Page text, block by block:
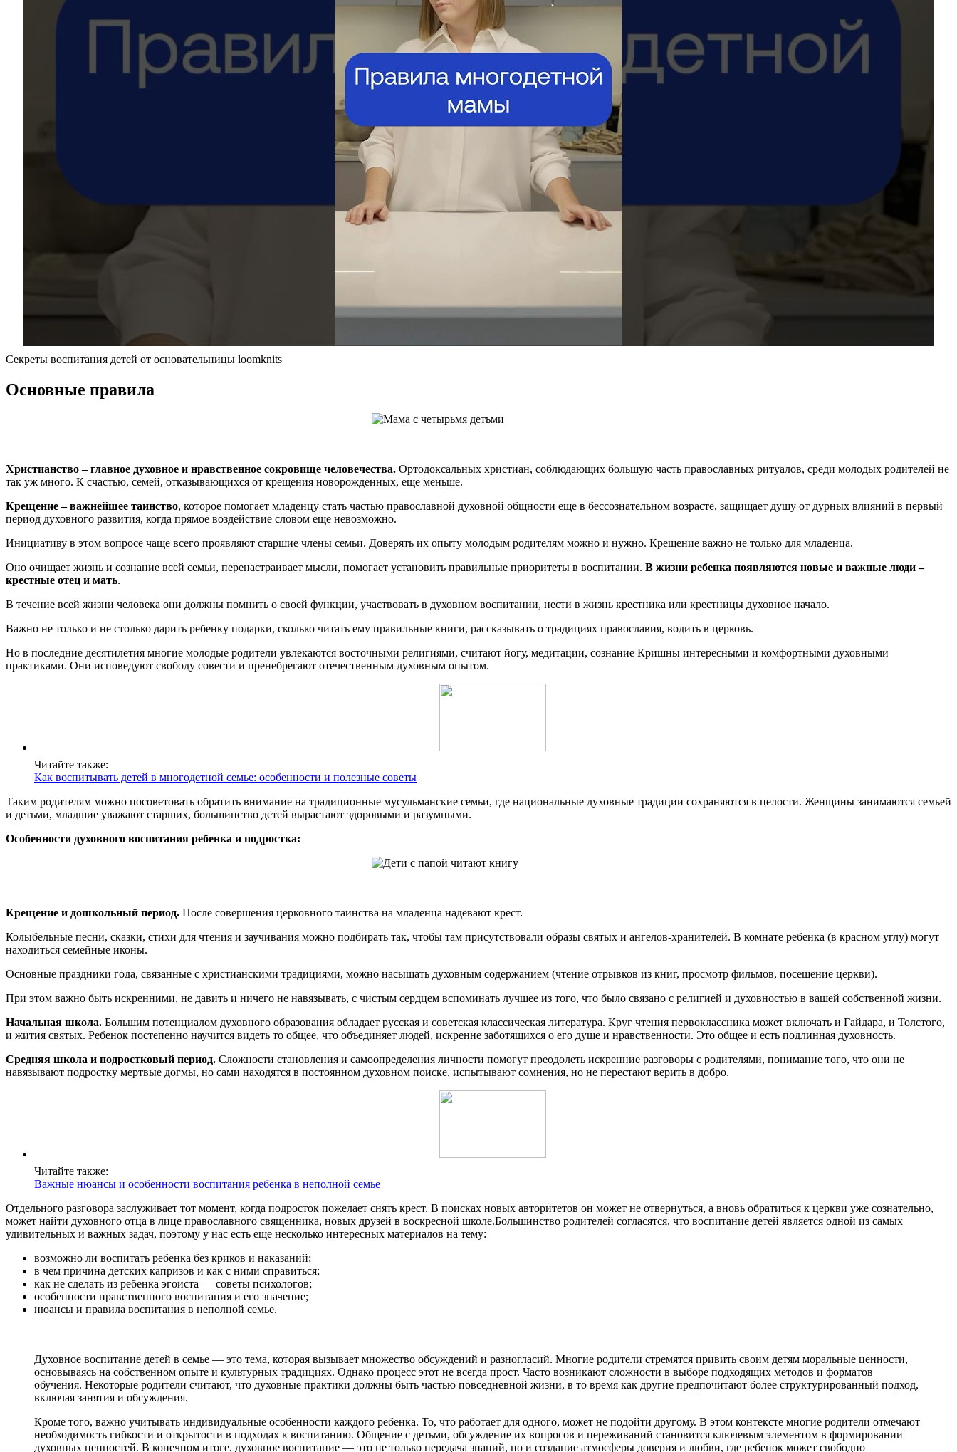
Секреты воспитания детей от основательницы loomknits
Основные правила
Христианство – главное духовное и нравственное сокровище человечества. Ортодоксальных христиан, соблюдающих большую часть православных ритуалов, среди молодых родителей не
так уж много. К счастью, семей, отказывающихся от крещения новорожденных, еще меньше.
Крещение – важнейшее таинство, которое помогает младенцу стать частью православной духовной общности еще в бессознательном возрасте, защищает душу от дурных влияний в первый
период духовного развития, когда прямое воздействие словом еще невозможно.
Инициативу в этом вопросе чаще всего проявляют старшие члены семьи. Доверять их опыту молодым родителям можно и нужно. Крещение важно не только для младенца.
Оно очищает жизнь и сознание всей семьи, перенастраивает мысли, помогает установить правильные приоритеты в воспитании. В жизни ребенка появляются новые и важные люди –
крестные отец и мать.
В течение всей жизни человека они должны помнить о своей функции, участвовать в духовном воспитании, нести в жизнь крестника или крестницы духовное начало.
Важно не только и не столько дарить ребенку подарки, сколько читать ему правильные книги, рассказывать о традициях православия, водить в церковь.
Но в последние десятилетия многие молодые родители увлекаются восточными религиями, считают йогу, медитации, сознание Кришны интересными и комфортными духовными
практиками. Они исповедуют свободу совести и пренебрегают отечественным духовным опытом.
Читайте также:
Как воспитывать детей в многодетной семье: особенности и полезные советы
Таким родителям можно посоветовать обратить внимание на традиционные мусульманские семьи, где национальные духовные традиции сохраняются в целости. Женщины занимаются семьей
и детьми, младшие уважают старших, большинство детей вырастают здоровыми и разумными.
Особенности духовного воспитания ребенка и подростка:
Крещение и дошкольный период. После совершения церковного таинства на младенца надевают крест.
Колыбельные песни, сказки, стихи для чтения и заучивания можно подбирать так, чтобы там присутствовали образы святых и ангелов-хранителей. В комнате ребенка (в красном углу) могут
находиться семейные иконы.
Основные праздники года, связанные с христианскими традициями, можно насыщать духовным содержанием (чтение отрывков из книг, просмотр фильмов, посещение церкви).
При этом важно быть искренними, не давить и ничего не навязывать, с чистым сердцем вспоминать лучшее из того, что было связано с религией и духовностью в вашей собственной жизни.
Начальная школа. Большим потенциалом духовного образования обладает русская и советская классическая литература. Круг чтения первоклассника может включать и Гайдара, и Толстого,
и жития святых. Ребенок постепенно научится видеть то общее, что объединяет людей, искренне заботящихся о его душе и нравственности. Это общее и есть подлинная духовность.
Средняя школа и подростковый период. Сложности становления и самоопределения личности помогут преодолеть искренние разговоры с родителями, понимание того, что они не
навязывают подростку мертвые догмы, но сами находятся в постоянном духовном поиске, испытывают сомнения, но не перестают верить в добро.
Читайте также:
Важные нюансы и особенности воспитания ребенка в неполной семье
Отдельного разговора заслуживает тот момент, когда подросток пожелает снять крест. В поисках новых авторитетов он может не отвернуться, а вновь обратиться к церкви уже сознательно,
может найти духовного отца в лице православного священника, новых друзей в воскресной школе.Большинство родителей согласятся, что воспитание детей является одной из самых
удивительных и важных задач, поэтому у нас есть еще несколько интересных материалов на тему:
возможно ли воспитать ребенка без криков и наказаний;
в чем причина детских капризов и как с ними справиться;
как не сделать из ребенка эгоиста — советы психологов;
особенности нравственного воспитания и его значение;
нюансы и правила воспитания в неполной семье.
Духовное воспитание детей в семье — это тема, которая вызывает множество обсуждений и разногласий. Многие родители стремятся привить своим детям моральные ценности,
основываясь на собственном опыте и культурных традициях. Однако процесс этот не всегда прост. Часто возникают сложности в выборе подходящих методов и форматов
обучения. Некоторые родители считают, что духовные практики должны быть частью повседневной жизни, в то время как другие предпочитают более структурированный подход,
включая занятия и обсуждения.
Кроме того, важно учитывать индивидуальные особенности каждого ребенка. То, что работает для одного, может не подойти другому. В этом контексте многие родители отмечают
необходимость гибкости и открытости в подходах к воспитанию. Общение с детьми, обсуждение их вопросов и переживаний становится ключевым элементом в формировании
духовных ценностей. В конечном итоге, духовное воспитание — это не только передача знаний, но и создание атмосферы доверия и любви, где ребенок может свободно